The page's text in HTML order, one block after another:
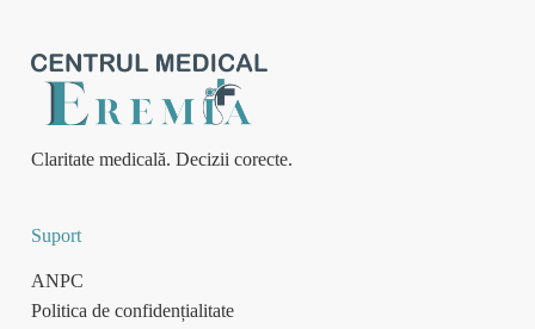
Claritate medicală. Decizii corecte.
Suport
ANPC
Politica de confidențialitate